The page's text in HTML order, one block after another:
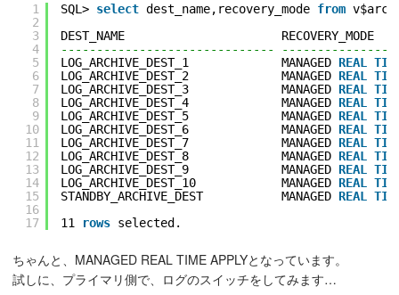
1
2
3
4
5
6
7
8
9
10
11
12
13
14
15
16
17
SQL> select dest_name,recovery_mode from
DEST_NAME                      RECOVERY_MODE
------------------------------
LOG_ARCHIVE_DEST_1             MANAGED REAL
LOG_ARCHIVE_DEST_2             MANAGED REAL
LOG_ARCHIVE_DEST_3             MANAGED REAL
LOG_ARCHIVE_DEST_4             MANAGED REAL
LOG_ARCHIVE_DEST_5             MANAGED REAL
LOG_ARCHIVE_DEST_6             MANAGED REAL
LOG_ARCHIVE_DEST_7             MANAGED REAL
LOG_ARCHIVE_DEST_8             MANAGED REAL
LOG_ARCHIVE_DEST_9             MANAGED REAL
LOG_ARCHIVE_DEST_10            MANAGED REAL
STANDBY_ARCHIVE_DEST           MANAGED REAL
11
rows selected.
ちゃんと、MANAGED REAL TIME APPLYとなっています。
試しに、プライマリ側で、ログのスイッチをしてみます…